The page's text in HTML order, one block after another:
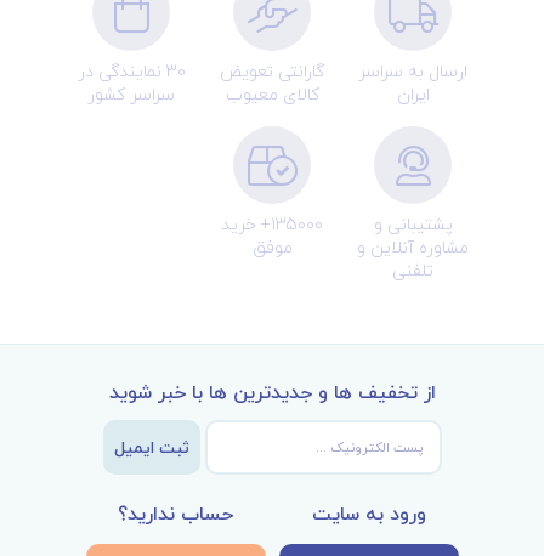
ارسال به سراسر
ایران
گارانتی تعویض
کالای معیوب
30 نمایندگی در
سراسر کشور
پشتیبانی و
مشاوره آنلاین و
تلفنی
135000+ خرید
موفق
از تخفیف ها و جدیدترین ها با خبر شوید
ثبت ایمیل
ورود به سایت حساب ندارید؟